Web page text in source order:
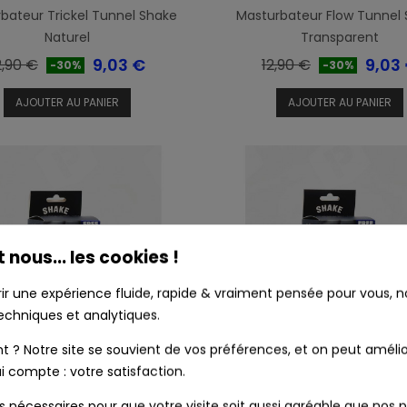
Trickel Tunnel Shake
Naturel
€ -30% Prix
9,03 €
AJOUTER AU PANIER
Masturbateur Flow Tunnel
Transparent
Prix
de
base
12,90 € -30% Prix
9,03
AJOUTER AU PANIER
nous... les cookies !
une expérience fluide, rapide & vraiment pensée pour vous,
et analytiques.
? Notre site se souvient de vos préférences, et on peut
compte : votre satisfaction.